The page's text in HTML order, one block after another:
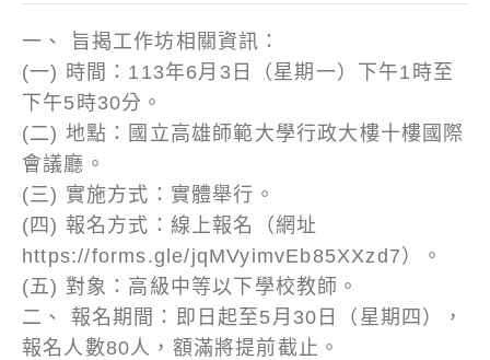
一、 旨揭工作坊相關資訊：
(一) 時間：113年6月3日（星期一）下午1時至
下午5時30分。
(二) 地點：國立高雄師範大學行政大樓十樓國際
會議廳。
(三) 實施方式：實體舉行。
(四) 報名方式：線上報名（網址
https://forms.gle/jqMVyimvEb85XXzd7）。
(五) 對象：高級中等以下學校教師。
二、 報名期間：即日起至5月30日（星期四），
報名人數80人，額滿將提前截止。